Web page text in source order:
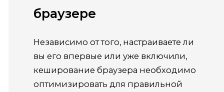
браузере
Независимо от того, настраиваете ли
вы его впервые или уже включили,
кеширование браузера необходимо
оптимизировать для правильной